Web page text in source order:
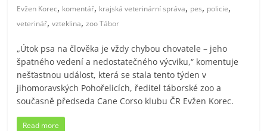
Evžen Korec, komentář, krajská veterinární správa, pes, policie,
veterinář,vzteklina,zoo Tábor
„Útok psa na člověka je vždy chybou chovatele – jeho
špatného vedení a nedostatečného výcviku,“ komentuje
nešťastnou událost, která se stala tento týden v
jihomoravských Pohořelicích, ředitel táborské zoo a
současně předseda Cane Corso klubu ČR Evžen Korec.
Read more